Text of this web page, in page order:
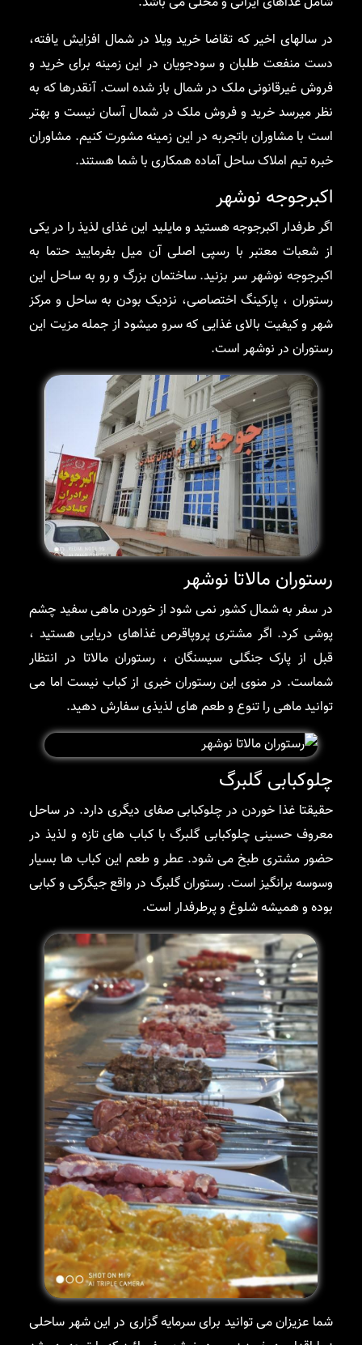
در سالهای اخیر که تقاضا خرید ویلا در شمال افزایش یافته،
دست منفعت طلبان و سودجویان در این زمینه برای خرید و
فروش غیرقانونی ملک در شمال باز شده است. آنقدرها که به
نظر میرسد خرید و فروش ملک در شمال آسان نیست و بهتر
است با مشاوران باتجربه در این زمینه مشورت کنیم. مشاوران
خبره تیم املاک ساحل آماده همکاری با شما هستند.
اکبرجوجه نوشهر
اگر طرفدار اکبرجوجه هستید و مایلید این غذای لذیذ را در یکی
از شعبات معتبر با رسپی اصلی آن میل بفرمایید حتما به
اکبرجوجه نوشهر سر بزنید. ساختمان بزرگ و رو به ساحل این
رستوران ، پارکینگ اختصاصی، نزدیک بودن به ساحل و مرکز
شهر و کیفیت بالای غذایی که سرو میشود از جمله مزیت این
رستوران در نوشهر است.
رستوران مالاتا نوشهر
در سفر به شمال کشور نمی شود از خوردن ماهی سفید چشم
پوشی کرد. اگر مشتری پروپاقرص غذاهای دریایی هستید ،
قبل از پارک جنگلی سیسنگان ، رستوران مالاتا در انتظار
شماست. در منوی این رستوران خبری از کباب نیست اما می
توانید ماهی را تنوع و طعم های لذیذی سفارش دهید.
چلوکبابی گلبرگ
حقیقتا غذا خوردن در چلوکبابی صفای دیگری دارد. در ساحل
معروف حسینی چلوکبابی گلبرگ با کباب های تازه و لذیذ در
حضور مشتری طبخ می شود. عطر و طعم این کباب ها بسیار
وسوسه برانگیز است. رستوران گلبرگ در واقع جیگرکی و کبابی
بوده و همیشه شلوغ و پرطرفدار است.
شما عزیزان می توانید برای سرمایه گزاری در این شهر ساحلی